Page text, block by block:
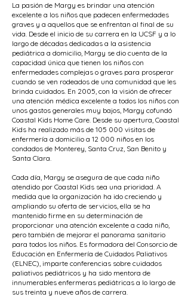
La pasión de Margy es brindar una atención
excelente a los niños que padecen enfermedades
graves y a aquellos que se enfrentan al final de su
vida. Desde el inicio de su carrera en la UCSF y a lo
largo de décadas dedicadas a la asistencia
pediátrica a domicilio, Margy se dio cuenta de la
capacidad única que tienen los niños con
enfermedades complejas o graves para prosperar
cuando se ven rodeados de una comunidad que les
brinda cuidados. En 2005, con la visión de ofrecer
una atención médica excelente a todos los niños con
unos gastos generales muy bajos, Margy cofundó
Coastal Kids Home Care. Desde su apertura, Coastal
Kids ha realizado más de 105 000 visitas de
enfermería a domicilio a 12 000 niños en los
condados de Monterey, Santa Cruz, San Benito y
Santa Clara.
Cada día, Margy se asegura de que cada niño
atendido por Coastal Kids sea una prioridad. A
medida que la organización ha ido creciendo y
ampliando su oferta de servicios, ella se ha
mantenido firme en su determinación de
proporcionar una atención excelente a cada niño,
pero también de mejorar el panorama sanitario
para todos los niños. Es formadora del Consorcio de
Educación en Enfermería de Cuidados Paliativos
(ELNEC), imparte conferencias sobre cuidados
paliativos pediátricos y ha sido mentora de
innumerables enfermeras pediátricas a lo largo de
sus treinta y nueve años de carrera.